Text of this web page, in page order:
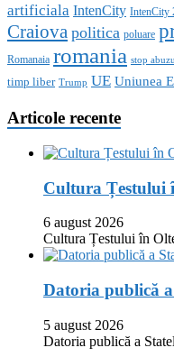
artificiala IntenCity IntenCity
Craiova politica poluare
Romanaia romania stop
timp liber Trump UE Uniunea
Articole recente
Cultura Țestului
6 august 2026
Cultura Țestului în
Datoria publică
5 august 2026
Datoria publică a